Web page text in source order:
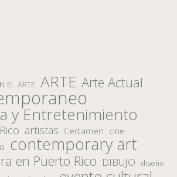
EL ARTE ARTE Arte Actual
y Entretenimiento
artistas Certamen cine
contemporary art
en Puerto Rico DIBUJO diseño